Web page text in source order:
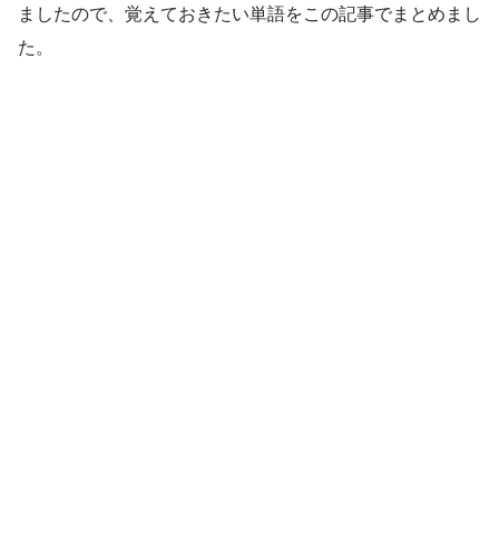
ましたので、覚えておきたい単語をこの記事でまとめまし
た。